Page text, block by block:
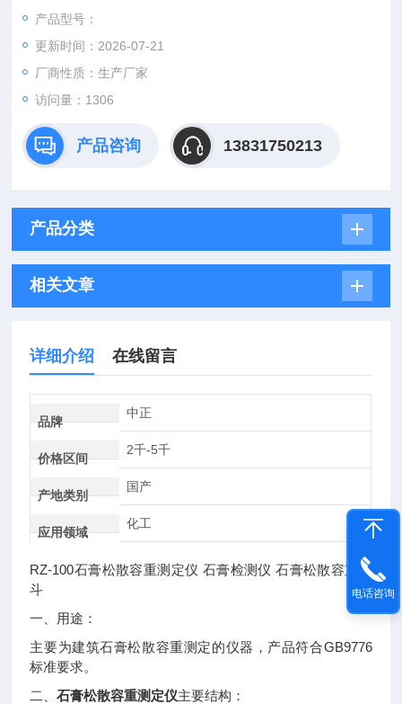
产品型号：
更新时间：2026-07-21
厂商性质：生产厂家
访问量：1306
产品咨询 13831750213
产品分类
相关文章
详细介绍 在线留言
品牌
中正
价格区间
2千-5千
产地类别
国产
应用领域
化工
RZ-100石膏松散容重测定仪 石膏检测仪 石膏松散容重漏
斗
一、用途：
主要为建筑石膏松散容重测定的仪器，产品符合GB9776
标准要求。
二、石膏松散容重测定仪主要结构：
电话咨询